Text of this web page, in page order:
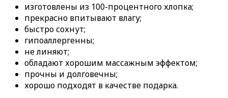
изготовлены из 100-процентного хлопка;
прекрасно впитывают влагу;
быстро сохнут;
гипоаллергенны;
не линяют;
обладают хорошим массажным эффектом;
прочны и долговечны;
хорошо подходят в качестве подарка.